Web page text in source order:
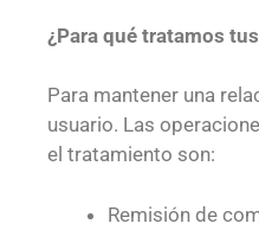
¿Para qué tratamos
Para mantener una
usuario. Las
el tratamiento son:
Remisión de